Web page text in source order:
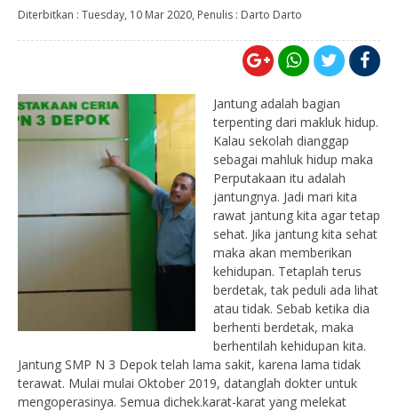
Diterbitkan : Tuesday, 10 Mar 2020, Penulis : Darto Darto
Jantung adalah bagian
terpenting dari makluk hidup.
Kalau sekolah dianggap
sebagai mahluk hidup maka
Perputakaan itu adalah
jantungnya. Jadi mari kita
rawat jantung kita agar tetap
sehat. Jika jantung kita sehat
maka akan memberikan
kehidupan. Tetaplah terus
berdetak, tak peduli ada lihat
atau tidak. Sebab ketika dia
berhenti berdetak, maka
berhentilah kehidupan kita.
Jantung SMP N 3 Depok telah lama sakit, karena lama tidak
terawat. Mulai mulai Oktober 2019, datanglah dokter untuk
mengoperasinya. Semua dichek.karat-karat yang melekat